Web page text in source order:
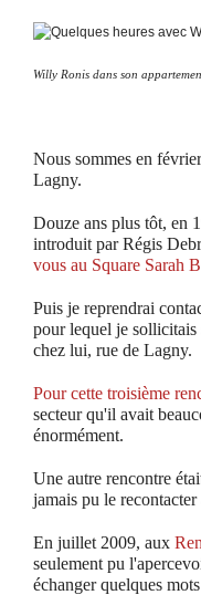
Willy Ronis dans son
Nous sommes en
Lagny.
Douze ans plus tôt, en
introduit par Régis
vous au Square Sarah
Puis je reprendrai
pour lequel je
chez lui, rue de Lagny.
Pour cette troisième
secteur qu'il avait
énormément.
Une autre rencontre
jamais pu le recontacter
En juillet 2009, aux
seulement pu
échanger quelques